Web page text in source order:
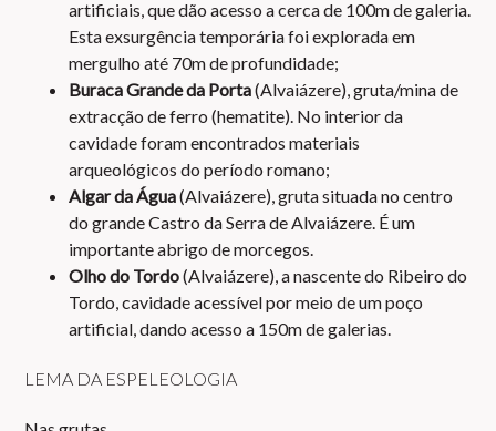
artificiais, que dão acesso a cerca de 100m de galeria.
Esta exsurgência temporária foi explorada em
mergulho até 70m de profundidade;
Buraca Grande da Porta(Alvaiázere), gruta/mina de
extracção de ferro (hematite). No interior da
cavidade foram encontrados materiais
arqueológicos do período romano;
Algar da Água(Alvaiázere), gruta situada no centro
do grande Castro da Serra de Alvaiázere. É um
importante abrigo de morcegos.
Olho do Tordo(Alvaiázere), a nascente do Ribeiro do
Tordo, cavidade acessível por meio de um poço
artificial, dando acesso a 150m de galerias.
LEMA DA ESPELEOLOGIA